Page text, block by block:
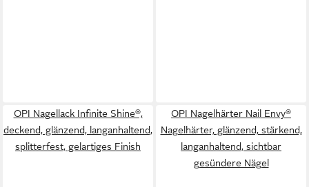
OPI Nagellack Infinite Shine®,
deckend, glänzend, langanhaltend,
splitterfest, gelartiges Finish
OPI Nagelhärter Nail Envy®
Nagelhärter, glänzend, stärkend,
langanhaltend, sichtbar
gesündere Nägel